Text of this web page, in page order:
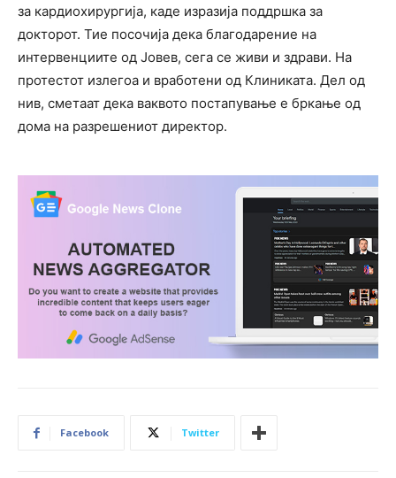
за кардиохирургија, каде изразија поддршка за
докторот. Тие посочија дека благодарение на
интервенциите од Јовев, сега се живи и здрави. На
протестот излегоа и вработени од Клиниката. Дел од
нив, сметаат дека ваквото постапување е бркање од
дома на разрешениот директор.
Facebook Twitter